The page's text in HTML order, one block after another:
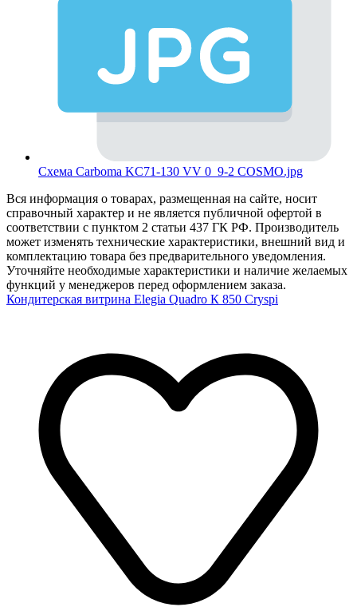
Схема Carboma KC71-130 VV 0_9-2 COSMO.jpg
Вся информация о товарах, размещенная на сайте, носит
справочный характер и не является публичной офертой в
соответствии с пунктом 2 статьи 437 ГК РФ. Производитель
может изменять технические характеристики, внешний вид и
комплектацию товара без предварительного уведомления.
Уточняйте необходимые характеристики и наличие желаемых
функций у менеджеров перед оформлением заказа.
Кондитерская витрина Elegia Quadro К 850 Cryspi